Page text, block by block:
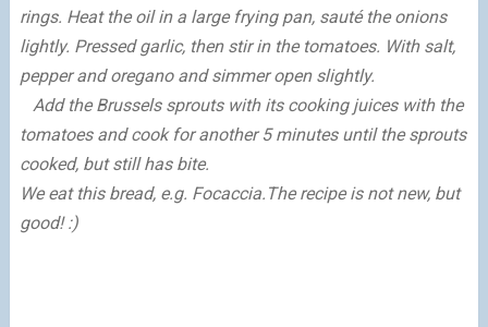
rings. Heat the oil in a large frying pan, sauté the onions
lightly. Pressed garlic, then stir in the tomatoes. With salt,
pepper and oregano and simmer open slightly.
Add the Brussels sprouts with its cooking juices with the
tomatoes and cook for another 5 minutes until the sprouts
cooked, but still has bite.
We eat this bread, e.g. Focaccia. The recipe is not new, but
good! :)